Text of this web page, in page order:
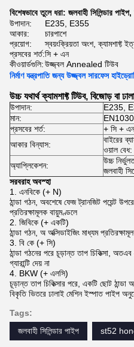
বিশেষভাবে তুলে ধরা: জলবাহী সিলিন্ডার পাইপ,
উপাদান:
E235, E355
আকার:
চারপাশে
প্রয়োগ:
স্বয়ংক্রিয়তা অংশ, ক্যামশাফ্ট
প্রসবের শর্ত:সি + এন
কীওয়ার্ডগুলি:উজ্জ্বল Annealed টিউব
নির্মাণ যন্ত্রপাতি জন্য উজ্জ্বল সারফেস
উচ্চ যথার্থ ক্যামশাফ্ট টিউব, বিজোড় বা
উপাদান:
E235,
মান:
প্রসবের শর্ত:
+ সি + এন
আকার বিন্যাস:
বাইরের
ওয়াল
অ্যাপ্লিকেশন:
উচ্চ
জলবাহী
সরবরাহ অবস্হা
1. এনবিকে (+ N)
ঠান্ডা গঠন, অবশেষে ফেজ ট্রানজিট পয়েন্ট
প্রতিরক্ষামূলক বায়ুমণ্ডলে
2. জিবিকে (+ একটি)
ঠান্ডা গঠন, অ অক্সিডাইজিং মাধ্যম
3. বি কে (+ সি)
ঠান্ডা গঠনের পরে চূড়ান্ত তাপ চিকিত্সা,
গ্যারান্টি দেয় না
4. BKW (+ এলসি)
চূড়ান্ত তাপ চিকিত্সার পরে, একটি ছোট ঠান্ডা
বিকৃতি ভিতরে ঢালাই মেশিন ইস্পাত পাইপ
Tags:
জলবাহী সিলিন্ডার পাইপ
st52